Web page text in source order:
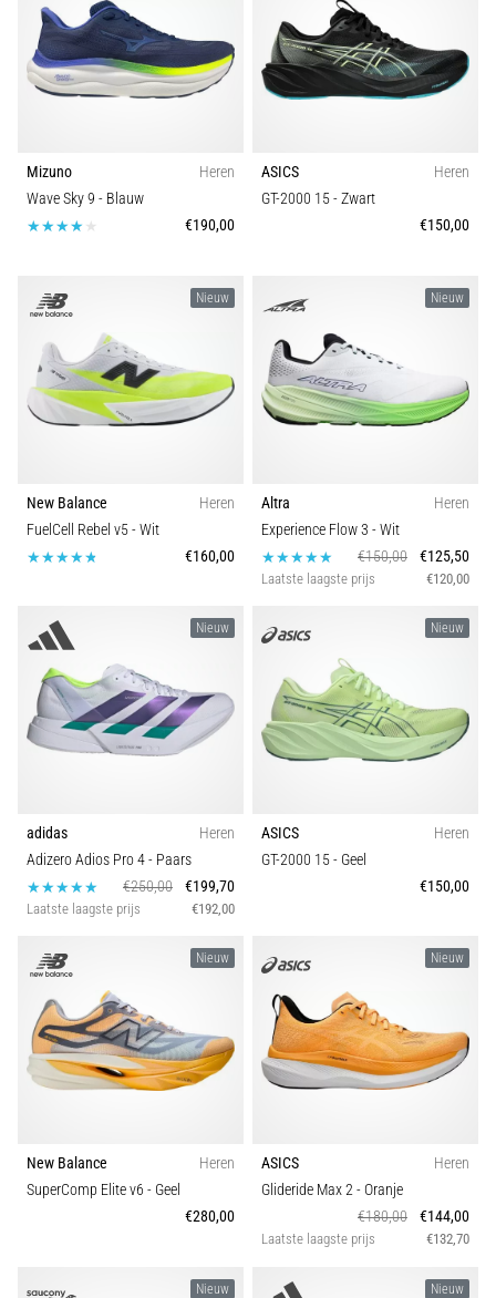
Mizuno
Heren
Wave Sky 9 - Blauw
€190,00
ASICS
Heren
GT-2000 15- Zwart
€150,00
Nieuw
New Balance
Heren
FuelCell Rebel v5- Wit
€160,00
Nieuw
Altra
Heren
Experience Flow 3 - Wit
€150,00
€125,50
Laatste laagste prijs €120,00
Nieuw
adidas
Heren
Adizero Adios Pro 4- Paars
€250,00
€199,70
Laatste laagste prijs €192,00
Nieuw
ASICS
Heren
GT-2000 15- Geel
€150,00
Nieuw
New Balance
Heren
SuperComp Elite v6 - Geel
€280,00
Nieuw
ASICS
Heren
Glideride Max 2- Oranje
€180,00
€144,00
Laatste laagste prijs €132,70
Nieuw Nieuw